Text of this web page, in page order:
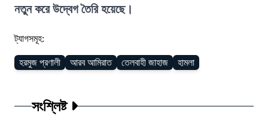
নতুন করে উদ্বেগ তৈরি হয়েছে।
ট্যাগসমূহ:
হরমুজ প্রণালী আরব আমিরাত তেলবাহী জাহাজ হামলা
সংশ্লিষ্ট